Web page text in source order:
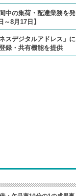
中の集荷・配達業務を発
8月17日】
スデジタルアドレス」に
録・共有機能を提供